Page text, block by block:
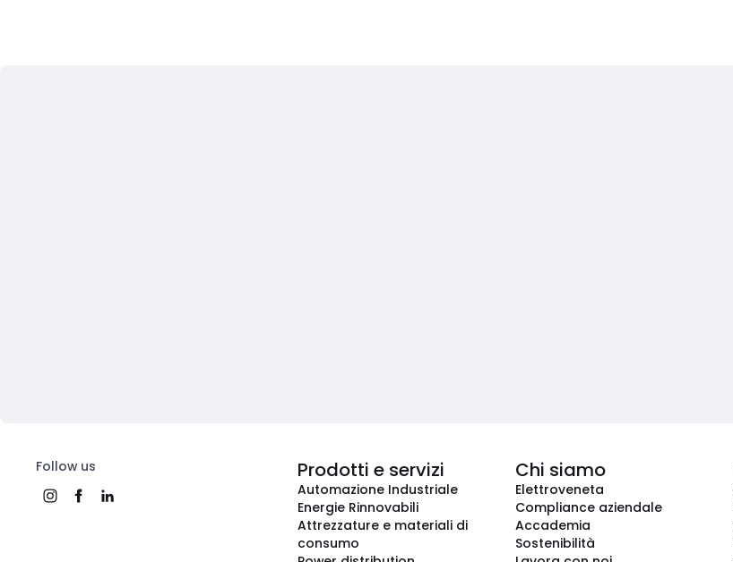
Follow us Prodotti e servizi
Automazione Industriale
Energie Rinnovabili
Attrezzature e materiali di
consumo
Chi siamo
Elettroveneta
Compliance aziendale
Accademia
Sostenibilità